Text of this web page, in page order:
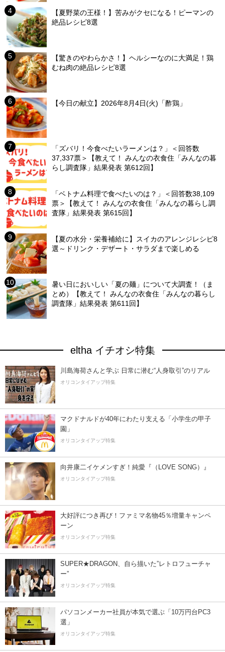
【夏野菜の王様！】苦みがクセになる！ピーマンの
絶品レシピ8選
【驚きのやわらかさ！】ヘルシーなのに大満足！鶏
むね肉の絶品レシピ8選
【今日の献立】2026年8月4日(火)「酢鶏」
「ズバリ！今食べたいラーメンは？」＜回答数
37,337票＞【教えて！ みんなの衣食住「みんなの暮
らし調査隊」結果発表 第612回】
「ベトナム料理で食べたいのは？」＜回答数38,109
票＞【教えて！ みんなの衣食住「みんなの暮らし調
査隊」結果発表 第615回】
【夏の水分・栄養補給に】スイカのアレンジレシピ8
選～ドリンク・デザート・サラダまで楽しめる
暑い日においしい「夏の麺」について大調査！（ま
とめ）【教えて！ みんなの衣食住「みんなの暮らし
調査隊」結果発表 第611回】
eltha イチオシ特集
川島海荷さんと学ぶ 日常に潜む“人身取引”のリアル
オリコンタイアップ特集
マクドナルドが40年にわたり支える「小学生の甲子
園」
オリコンタイアップ特集
向井康二イケメンすぎ！純愛『（LOVE SONG）』
オリコンタイアップ特集
大好評につき再び！ファミマ名物45％増量キャンペ
ーン
オリコンタイアップ特集
SUPER★DRAGON、自ら描いた”レトロフューチャ
ー”
オリコンタイアップ特集
パソコンメーカー社員が本気で選ぶ「10万円台PC3
選」
オリコンタイアップ特集